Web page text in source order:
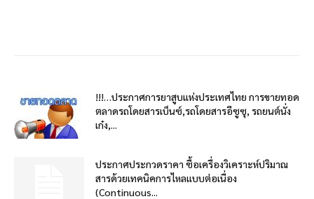
!!!…ประกาศการยาสูบแห่งประเทศไทย การขายทอด
ตลาดรถโดยสารเบ็นซ์,รถโดยสารอีซูซุ, รถยนต์นั่ง
เก๋ง,...
ประกาศประกวดราคา ซื้อเครื่องวิเคราะห์ปริมาณ
สารด้วยเทคนิคการไหลแบบต่อเนื่อง
(Continuous...